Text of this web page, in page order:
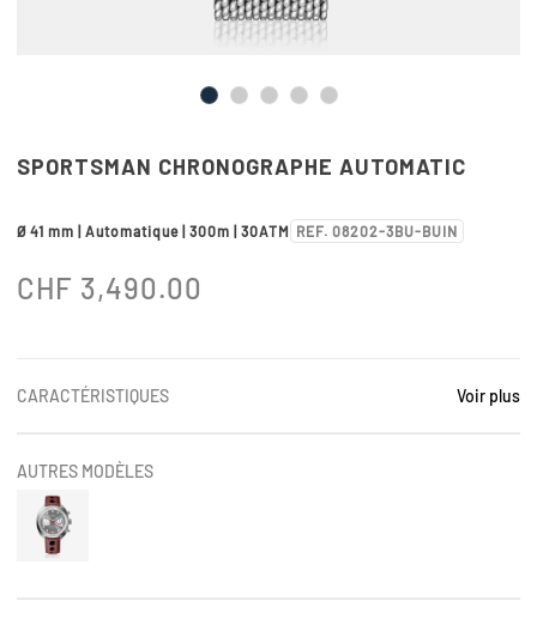
SPORTSMAN CHRONOGRAPHE AUTOMATIC
Ø 41 mm | Automatique | 300m | 30ATM REF. 08202-3BU-BUIN
CHF 3,490.00
CARACTÉRISTIQUES Voir plus
AUTRES MODÈLES